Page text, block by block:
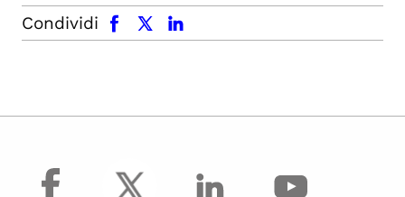
Condividi
facebook x.com linkedin
facebook